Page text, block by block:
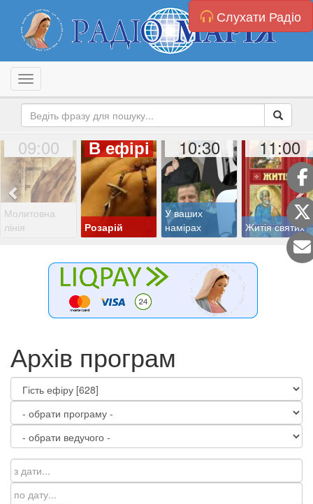
Слухати Радіо
Toggle navigation
09:00
Молитовна
лінія
В ефірі
Розарій
10:30
У ваших
намірах
11:00
Житія святих
Архів програм